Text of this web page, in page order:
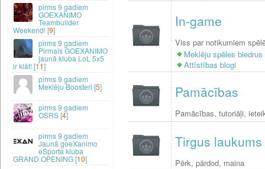
In-game
Viss par notikumiem
Meklēju spēles biedrus
Attīstības blogi
Pamācības
Pamācības, tutoriāļi,
Tirgus laukums
Pērk, pārdod, maina
9 gadiem
GOEXANIMO
Teambuilder
Weekend! [9]
9 gadiem
Pirmais GOEXANIMO
jaunā kluba LoL 5x5
ir klāt! [11]
9 gadiem
Meklēju Boosteri [5]
9 gadiem
OSRS [4]
9 gadiem
Jaunā goeXanimo
eSporta kluba
GRAND OPENING [10]